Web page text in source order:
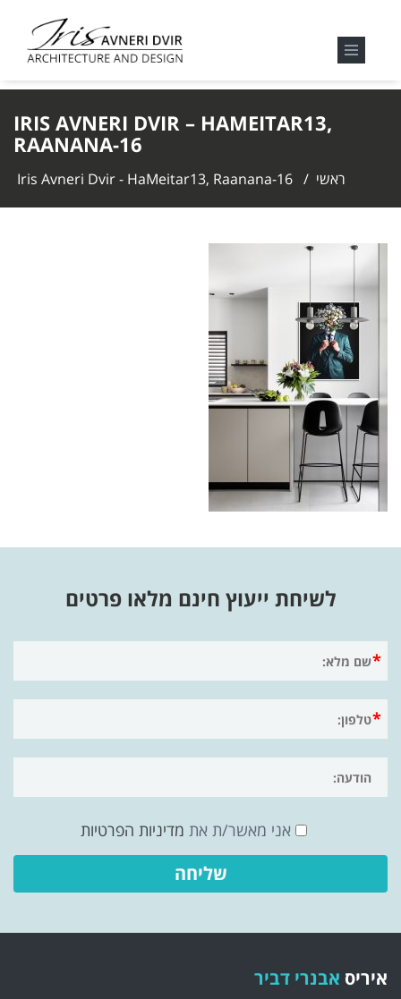
IRIS AVNERI DVIR – HAMEITAR13,
RAANANA-16
ראשי /
Iris Avneri Dvir - HaMeitar13, Raanana-16
לשיחת ייעוץ חינם מלאו פרטים
אני מאשר/ת את מדיניות הפרטיות
איריס אבנרי דביר